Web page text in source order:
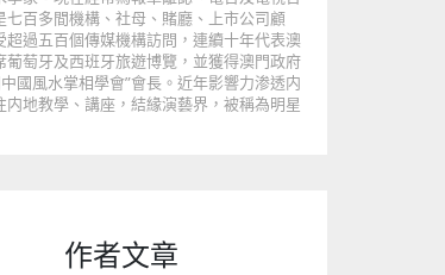
七百多間機構、社母、賭廳、上市公司顧
超過五百個傳媒機構訪問，連續十年代表澳
葡萄牙及西班牙旅遊博覽，並獲得澳門政府
國風水掌相學會”會長。近年影響力渗透内
内地教學、講座，結緣演藝界，被稱為明星
作者文章